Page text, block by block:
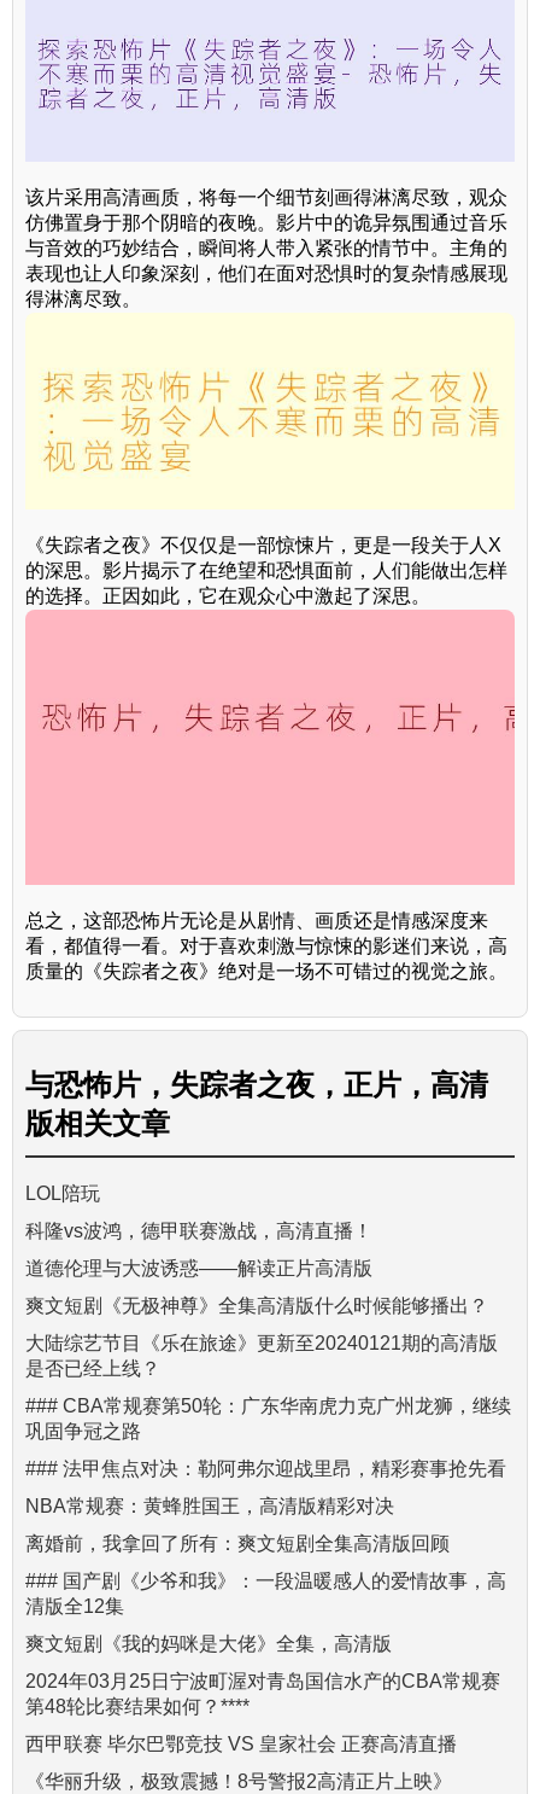
该片采用高清画质，将每一个细节刻画得淋漓尽致，观众
仿佛置身于那个阴暗的夜晚。影片中的诡异氛围通过音乐
与音效的巧妙结合，瞬间将人带入紧张的情节中。主角的
表现也让人印象深刻，他们在面对恐惧时的复杂情感展现
得淋漓尽致。
《失踪者之夜》不仅仅是一部惊悚片，更是一段关于人X
的深思。影片揭示了在绝望和恐惧面前，人们能做出怎样
的选择。正因如此，它在观众心中激起了深思。
总之，这部恐怖片无论是从剧情、画质还是情感深度来
看，都值得一看。对于喜欢刺激与惊悚的影迷们来说，高
质量的《失踪者之夜》绝对是一场不可错过的视觉之旅。
与恐怖片，失踪者之夜，正片，高清
版相关文章
LOL陪玩
科隆vs波鸿，德甲联赛激战，高清直播！
道德伦理与大波诱惑——解读正片高清版
爽文短剧《无极神尊》全集高清版什么时候能够播出？
大陆综艺节目《乐在旅途》更新至20240121期的高清版
是否已经上线？
### CBA常规赛第50轮：广东华南虎力克广州龙狮，继续
巩固争冠之路
### 法甲焦点对决：勒阿弗尔迎战里昂，精彩赛事抢先看
NBA常规赛：黄蜂胜国王，高清版精彩对决
离婚前，我拿回了所有：爽文短剧全集高清版回顾
### 国产剧《少爷和我》：一段温暖感人的爱情故事，高
清版全12集
爽文短剧《我的妈咪是大佬》全集，高清版
2024年03月25日宁波町渥对青岛国信水产的CBA常规赛
第48轮比赛结果如何？****
西甲联赛 毕尔巴鄂竞技 VS 皇家社会 正赛高清直播
《华丽升级，极致震撼！8号警报2高清正片上映》